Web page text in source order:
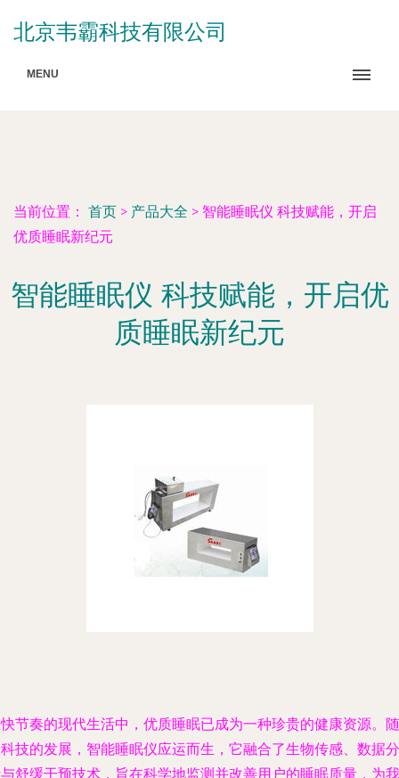
北京韦霸科技有限公司
MENU
当前位置： 首页 > 产品大全 > 智能睡眠仪 科技赋能，开启
优质睡眠新纪元
智能睡眠仪 科技赋能，开启优
质睡眠新纪元
节奏的现代生活中，优质睡眠已成为一种珍贵的健康资源。随
技的发展，智能睡眠仪应运而生，它融合了生物传感、数据分
舒缓干预技术，旨在科学地监测并改善用户的睡眠质量，为我